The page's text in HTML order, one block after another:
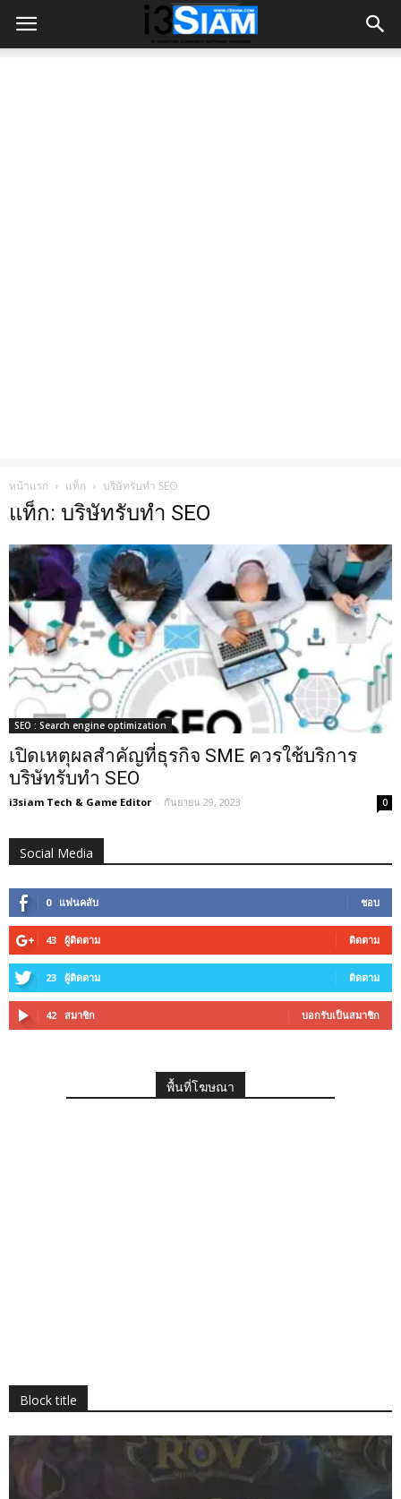
หน้าแรก แท็ก บริษัทรับทำ SEO
แท็ก: บริษัทรับทำ SEO
SEO : Search engine optimization
เปิดเหตุผลสำคัญที่ธุรกิจ SME ควรใช้บริการ
บริษัทรับทำ SEO
i3siam Tech & Game Editor - กันยายน 29, 2023 0
Social Media
0 แฟนคลับ ชอบ
43 ผู้ติดตาม ติดตาม
23 ผู้ติดตาม ติดตาม
42 สมาชิก บอกรับเป็นสมาชิก
พื้นที่โฆษณา
Block title